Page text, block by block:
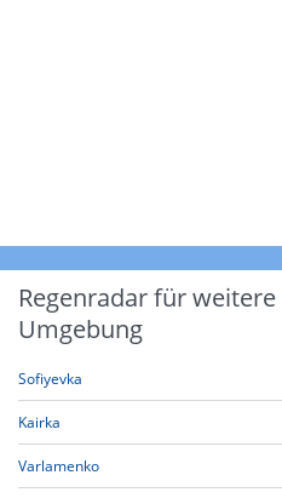
Regenradar für
Umgebung
Sofiyevka
Kairka
Varlamenko